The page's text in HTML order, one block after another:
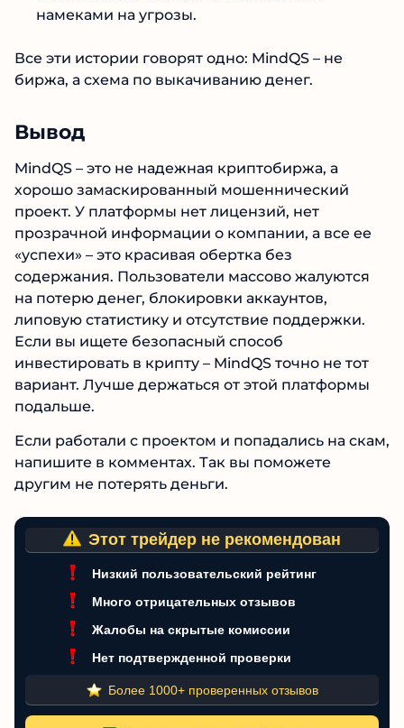
операций нет.
Угрозы и давление. Некоторые пишут, что
им звонили, писали в мессенджеры и
Все эти истории говорят одно: MindQS – не
биржа, а схема по выкачиванию денег.
Вывод
MindQS – это не надежная криптобиржа, а
хорошо замаскированный мошеннический
проект. У платформы нет лицензий, нет
прозрачной информации о компании, а все ее
«успехи» – это красивая обертка без
содержания. Пользователи массово жалуются
на потерю денег, блокировки аккаунтов,
Если вы ищете безопасный способ
инвестировать в крипту – MindQS точно не тот
вариант. Лучше держаться от этой платформы
подальше.
Если работали с проектом и попадались на
скам, напишите в комментах. Так вы
поможете другим не потерять деньги.
Низкий пользовательский рейтинг
Много отрицательных отзывов